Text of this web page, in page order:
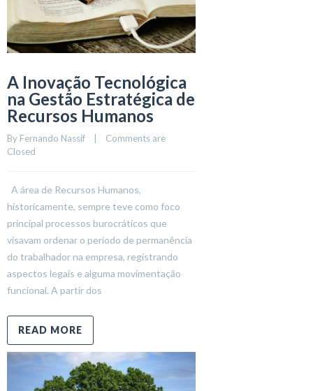
A Inovação Tecnológica
na Gestão Estratégica de
Recursos Humanos
By Fernando Nassif
    |
Comments are
Closed
A área de Recursos Humanos,
historicamente, sempre teve como foco
principal processos burocráticos que
visavam ordenar o período de permanência
do trabalhador na empresa, registrando
aspectos legais e alguma movimentação
funcional. A partir dos
READ MORE